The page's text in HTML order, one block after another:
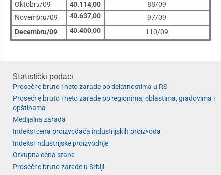
Oktobru/09
40.114,00
88/09
Novembru/09
40.637,00
97/09
Decembru/09
40.400,00 110/09
Statistički podaci:
Prosečne bruto i neto zarade po delatnostima u RS
Prosečne bruto i neto zarade po regionima, oblastima, gradovima i
opštinama
Medijalna zarada
Indeksi cena proizvođača industrijskih proizvoda
Indeksi industrijske proizvodnje
Otkupna cena stana
Prosečne bruto zarade u Srbiji